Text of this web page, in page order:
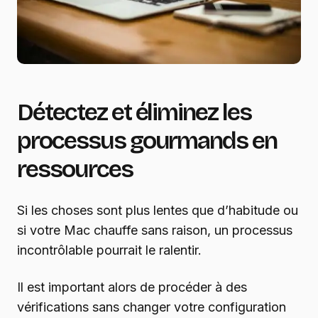
Détectez et éliminez les
processus gourmands en
ressources
Si les choses sont plus lentes que d’habitude ou
si votre Mac chauffe sans raison, un processus
incontrôlable pourrait le ralentir.
Il est important alors de procéder à des
vérifications sans changer votre configuration